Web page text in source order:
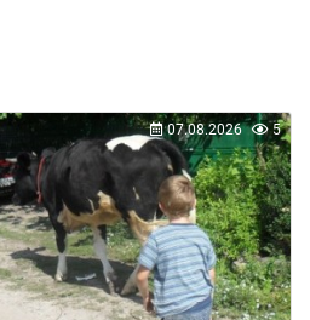
07.08.2026 5